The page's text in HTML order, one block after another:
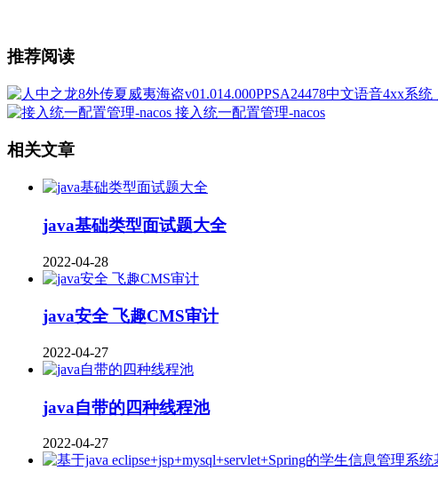
推荐阅读
接入统一配置管理-nacos
相关文章
java基础类型面试题大全
2022-04-28
java安全 飞趣CMS审计
2022-04-27
java自带的四种线程池
2022-04-27